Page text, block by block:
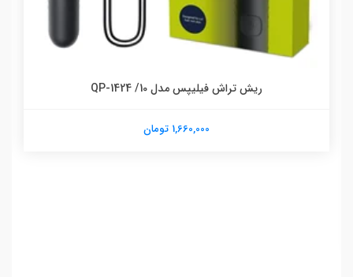
ریش تراش فیلیپس مدل 10/ QP-1424
1,660,000 تومان